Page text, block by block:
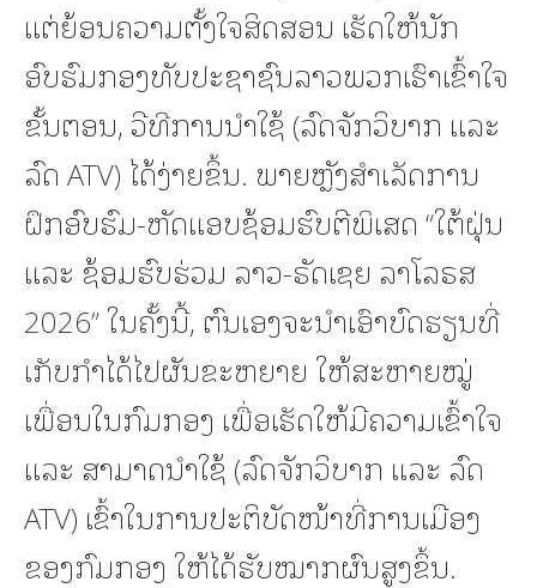
ແຕ່ຍ້ອນຄວາມຕັ້ງໃຈສິດສອນ ເຮັດໃຫ້ນັກ
ອົບຮົມກອງທັບປະຊາຊົນລາວພວກເຮົາເຂົ້າໃຈ
ຂັ້ນຕອນ, ວີທີການນໍາໃຊ້ (ລົດຈັກວິບາກ ແລະ
ລົດ ATV) ໄດ້ງ່າຍຂຶ້ນ. ພາຍຫຼັງສໍາເລັດການ
ຝຶກອົບຮົມ-ຫັດແອບຊ້ອມຮົບຕີພິເສດ “ໃຕ້ຝຸ່ນ
ແລະ ຊ້ອມຮົບຮ່ວມ ລາວ-ຣັດເຊຍ ລາໂລຣສ
2026” ໃນຄັ້ງນີ້, ຕົນເອງຈະນໍາເອົາບົດຮຽນທີ່
ເກັບກໍາໄດ້ໄປຜັນຂະຫຍາຍ ໃຫ້ສະຫາຍໝູ່
ເພື່ອນໃນກົມກອງ ເພື່ອເຮັດໃຫ້ມີຄວາມເຂົ້າໃຈ
ແລະ ສາມາດນໍາໃຊ້ (ລົດຈັກວິບາກ ແລະ ລົດ
ATV) ເຂົ້າໃນການປະຕິບັດໜ້າທີ່ການເມືອງ
ຂອງກົມກອງ ໃຫ້ໄດ້ຮັບໝາກຜົນສູງຂຶ້ນ.